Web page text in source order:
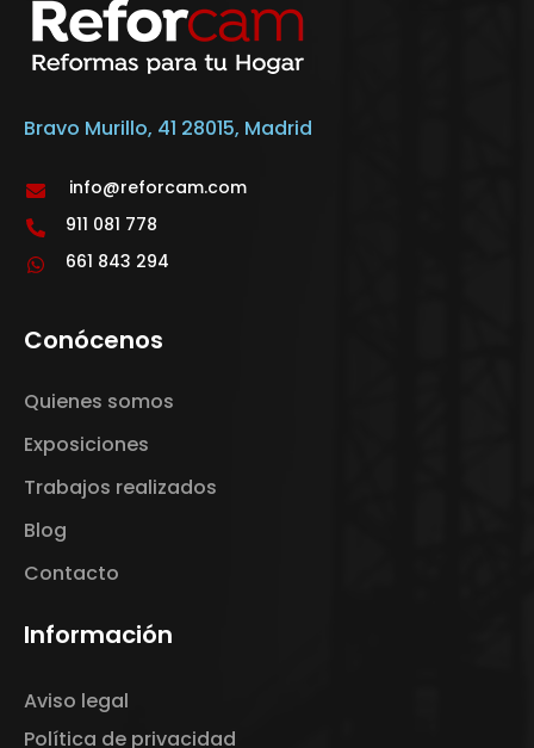
Bravo Murillo, 41 28015, Madrid
info@reforcam.com
911 081 778
661 843 294
Conócenos
Quienes somos
Exposiciones
Trabajos realizados
Blog
Contacto
Información
Aviso legal
Política de privacidad